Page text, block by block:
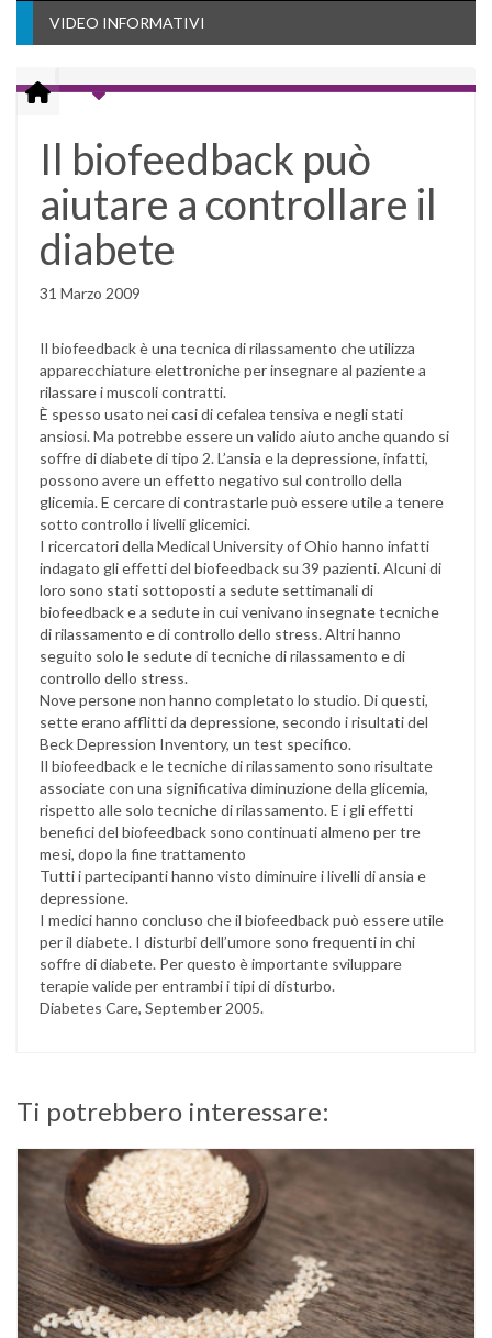
VIDEO INFORMATIVI
Il biofeedback può
aiutare a controllare il
diabete
31 Marzo 2009
Il biofeedback è una tecnica di rilassamento che utilizza
apparecchiature elettroniche per insegnare al paziente a
rilassare i muscoli contratti.
È spesso usato nei casi di cefalea tensiva e negli stati
ansiosi. Ma potrebbe essere un valido aiuto anche quando si
soffre di diabete di tipo 2. L’ansia e la depressione, infatti,
possono avere un effetto negativo sul controllo della
glicemia. E cercare di contrastarle può essere utile a tenere
sotto controllo i livelli glicemici.
I ricercatori della Medical University of Ohio hanno infatti
indagato gli effetti del biofeedback su 39 pazienti. Alcuni di
loro sono stati sottoposti a sedute settimanali di
biofeedback e a sedute in cui venivano insegnate tecniche
di rilassamento e di controllo dello stress. Altri hanno
seguito solo le sedute di tecniche di rilassamento e di
controllo dello stress.
Nove persone non hanno completato lo studio. Di questi,
sette erano afflitti da depressione, secondo i risultati del
Beck Depression Inventory, un test specifico.
Il biofeedback e le tecniche di rilassamento sono risultate
associate con una significativa diminuzione della glicemia,
rispetto alle solo tecniche di rilassamento. E i gli effetti
benefici del biofeedback sono continuati almeno per tre
mesi, dopo la fine trattamento
Tutti i partecipanti hanno visto diminuire i livelli di ansia e
depressione.
I medici hanno concluso che il biofeedback può essere utile
per il diabete. I disturbi dell’umore sono frequenti in chi
soffre di diabete. Per questo è importante sviluppare
terapie valide per entrambi i tipi di disturbo.
Diabetes Care, September 2005.
Ti potrebbero interessare: